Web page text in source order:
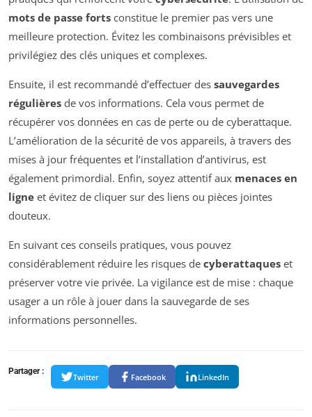
mots de passe forts constitue le premier pas vers une
meilleure protection. Évitez les combinaisons prévisibles et
privilégiez des clés uniques et complexes.
Ensuite, il est recommandé d’effectuer des sauvegardes
régulières de vos informations. Cela vous permet de
récupérer vos données en cas de perte ou de cyberattaque.
L’amélioration de la sécurité de vos appareils, à travers des
mises à jour fréquentes et l’installation d’antivirus, est
également primordial. Enfin, soyez attentif aux menaces en
ligne et évitez de cliquer sur des liens ou pièces jointes
douteux.
En suivant ces conseils pratiques, vous pouvez
considérablement réduire les risques de cyberattaques et
préserver votre vie privée. La vigilance est de mise : chaque
usager a un rôle à jouer dans la sauvegarde de ses
informations personnelles.
Partager :
Twitter Facebook LinkedIn